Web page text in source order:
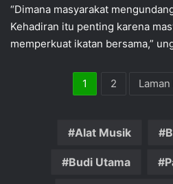
“Dimana masyarakat
Kehadiran itu penting karena
memperkuat ikatan bersama,”
1 2
Alat Musik
Budi Utama